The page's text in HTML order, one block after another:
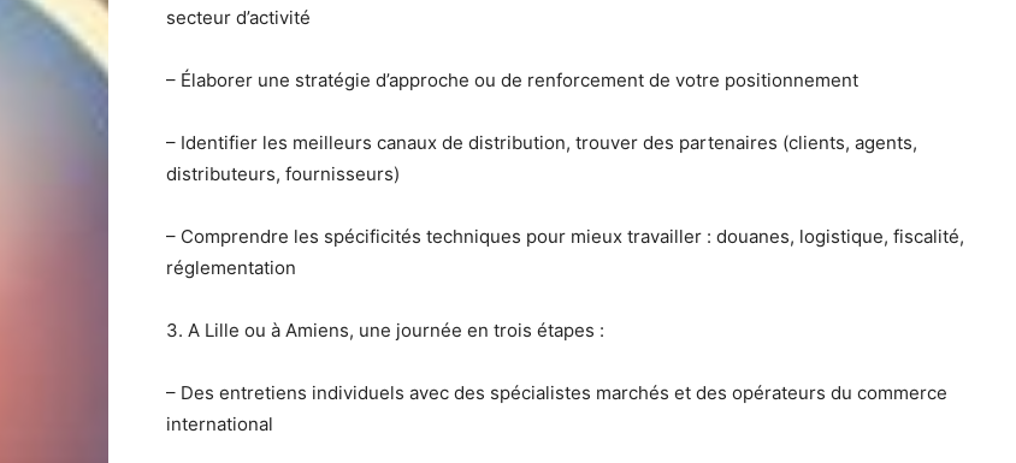
secteur d’activité
– Élaborer une stratégie d’approche ou de renforcement de votre positionnement
– Identifier les meilleurs canaux de distribution, trouver des partenaires (clients, agents,
distributeurs, fournisseurs)
– Comprendre les spécificités techniques pour mieux travailler : douanes, logistique, fiscalité,
réglementation
3. A Lille ou à Amiens, une journée en trois étapes :
– Des entretiens individuels avec des spécialistes marchés et des opérateurs du commerce
international